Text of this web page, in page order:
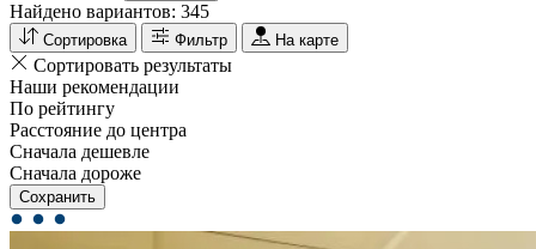
Найдено вариантов: 345
Сортировка Фильтр На карте
Сортировать результаты
Наши рекомендации
По рейтингу
Расстояние до центра
Сначала дешевле
Сначала дороже
Сохранить